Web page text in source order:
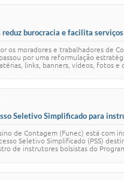
reduz burocracia e facilita
os moradores e trabalhadores de
por uma reformulação
links, banners, vídeos, fotos e
Seletivo Simplificado para
de Contagem (Funec) está com
Seletivo Simplificado (PSS)
de instrutores bolsistas do